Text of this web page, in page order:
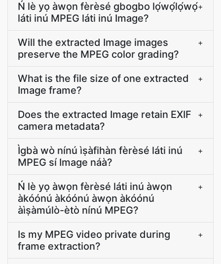
Ń lè yọ àwọn fèrèsé gbogbo lọ́wọ́lọ́wọ́
láti inú MPEG láti inú Image?
+
Will the extracted Image images
preserve the MPEG color grading?
+
What is the file size of one extracted
Image frame?
+
Does the extracted Image retain EXIF
camera metadata?
+
Ìgbà wò nínú ìṣàfihàn fèrèsé láti inú
MPEG sí Image náà?
+
Ń lè yọ àwọn fèrèsé láti inú àwọn
àkóónú àkóónú àwọn àkóónú
àìṣàmúlò-ètò nínú MPEG?
+
Is my MPEG video private during
frame extraction?
+